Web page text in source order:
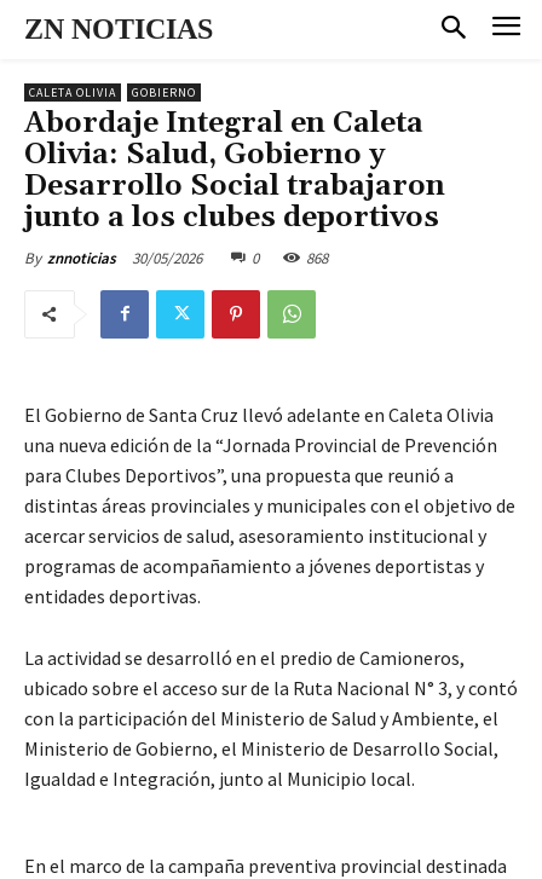
ZN NOTICIAS
CALETA OLIVIA GOBIERNO
Abordaje Integral en Caleta
Olivia: Salud, Gobierno y
Desarrollo Social trabajaron
junto a los clubes deportivos
By znnoticias 30/05/2026 0 868
El Gobierno de Santa Cruz llevó adelante en Caleta Olivia
una nueva edición de la “Jornada Provincial de Prevención
para Clubes Deportivos”, una propuesta que reunió a
distintas áreas provinciales y municipales con el objetivo de
acercar servicios de salud, asesoramiento institucional y
programas de acompañamiento a jóvenes deportistas y
entidades deportivas.
La actividad se desarrolló en el predio de Camioneros,
ubicado sobre el acceso sur de la Ruta Nacional N° 3, y contó
con la participación del Ministerio de Salud y Ambiente, el
Ministerio de Gobierno, el Ministerio de Desarrollo Social,
Igualdad e Integración, junto al Municipio local.
En el marco de la campaña preventiva provincial destinada